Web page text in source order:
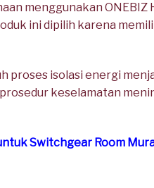
menggunakan
ini dipilih karena
proses isolasi energi
keselamatan
Switchgear Room